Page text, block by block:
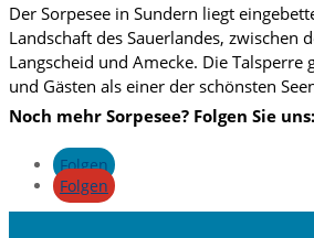
Der Sorpesee in Sundern liegt
Landschaft des Sauerlandes, zwischen
Langscheid und Amecke. Die Talsperre
und Gästen als einer der schönsten
Noch mehr Sorpesee? Folgen Sie uns:
Folgen
Folgen